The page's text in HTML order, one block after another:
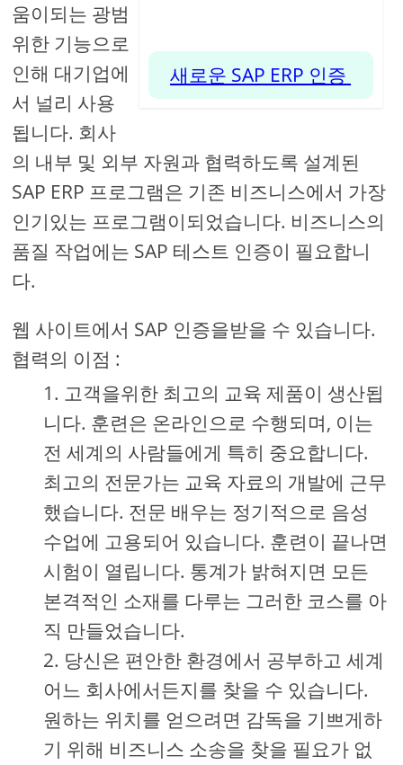
새로운 SAP ERP 인증
움이되는 광범
위한 기능으로
인해 대기업에
서 널리 사용
됩니다. 회사
의 내부 및 외부 자원과 협력하도록 설계된
SAP ERP 프로그램은 기존 비즈니스에서 가장
인기있는 프로그램이되었습니다. 비즈니스의
품질 작업에는 SAP 테스트 인증이 필요합니
다.
웹 사이트에서 SAP 인증을받을 수 있습니다.
협력의 이점 :
고객을위한 최고의 교육 제품이 생산됩
니다. 훈련은 온라인으로 수행되며, 이는
전 세계의 사람들에게 특히 중요합니다.
최고의 전문가는 교육 자료의 개발에 근무
했습니다. 전문 배우는 정기적으로 음성
수업에 고용되어 있습니다. 훈련이 끝나면
시험이 열립니다. 통계가 밝혀지면 모든
본격적인 소재를 다루는 그러한 코스를 아
직 만들었습니다.
당신은 편안한 환경에서 공부하고 세계
어느 회사에서든지를 찾을 수 있습니다.
원하는 위치를 얻으려면 감독을 기쁘게하
기 위해 비즈니스 소송을 찾을 필요가 없